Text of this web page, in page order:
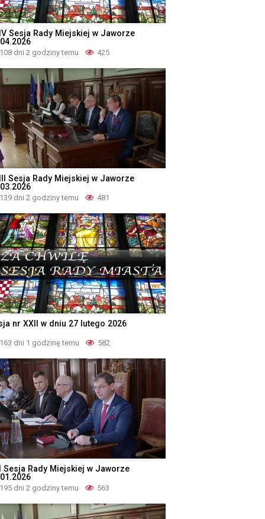
Sesja Rady Miejskiej w Jaworze
108 dni 2 godziny temu 425
Sesja Rady Miejskiej w Jaworze
139 dni 2 godziny temu 481
nr XXII w dniu 27 lutego 2026
163 dni 1 godzinę temu 582
Sesja Rady Miejskiej w Jaworze
195 dni 2 godziny temu 563